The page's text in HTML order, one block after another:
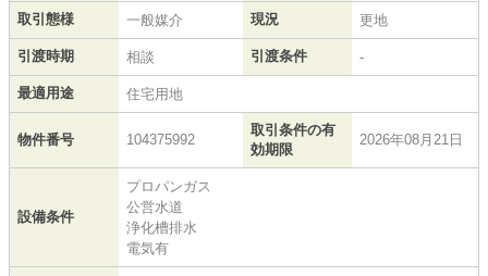
取引態様 一般媒介 現況 更地
引渡時期 相談 引渡条件 -
最適用途 住宅用地
物件番号 104375992
取引条件の有
効期限
2026年08月21日
設備条件
プロパンガス
公営水道
浄化槽排水
電気有